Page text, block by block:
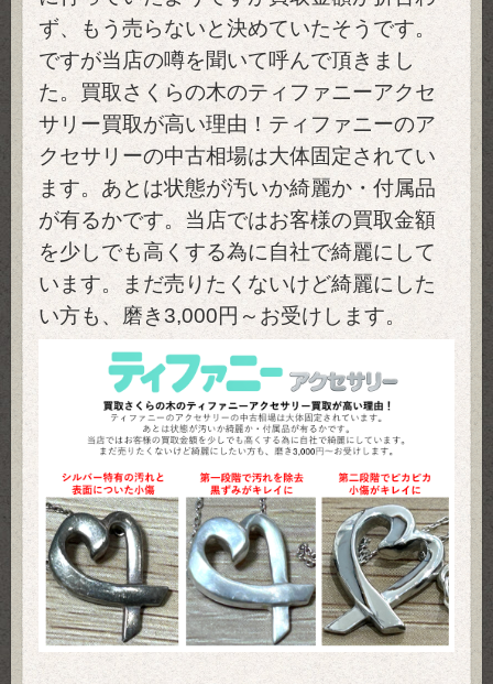
ず、もう売らないと決めていたそうです。
ですが当店の噂を聞いて呼んで頂きまし
た。買取さくらの木のティファニーアクセ
サリー買取が高い理由！ティファニーのア
クセサリーの中古相場は大体固定されてい
ます。あとは状態が汚いか綺麗か・付属品
が有るかです。当店ではお客様の買取金額
を少しでも高くする為に自社で綺麗にして
います。まだ売りたくないけど綺麗にした
い方も、磨き3,000円～お受けします。